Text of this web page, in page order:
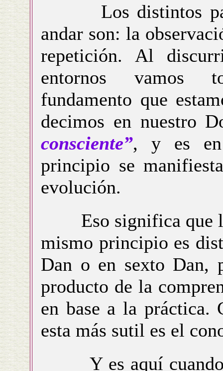
Los distintos
andar son: la
repetición. Al
entornos vamos
fundamento que
decimos en nuestro
consciente”, y es en
principio se
evolución.
Eso significa que la
mismo principio es
Dan o en sexto Dan,
producto de la
en base a la práctica.
esta más sutil es el
Y es aquí cuando